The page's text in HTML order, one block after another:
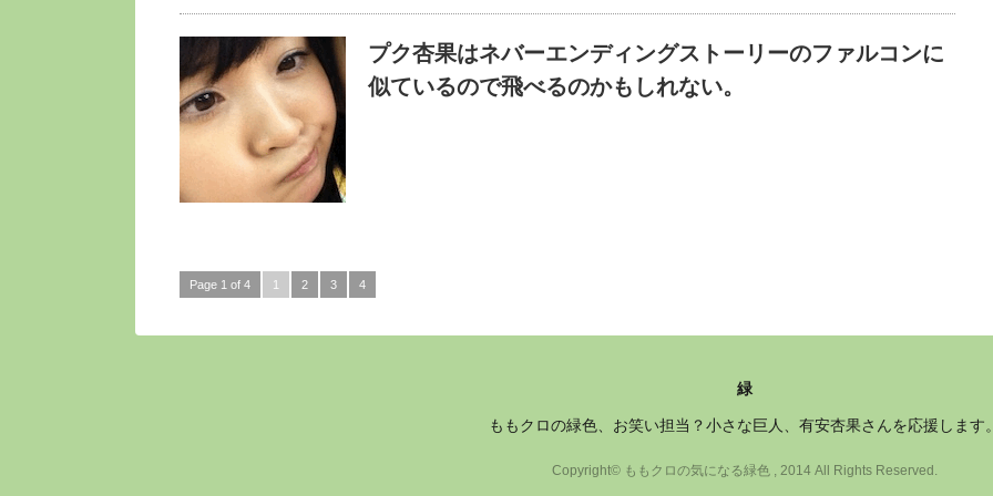
プク杏果はネバーエンディングストーリーのファルコンに
似ているので飛べるのかもしれない。
Page 1 of 4 1 2 3 4
緑
ももクロの緑色、お笑い担当？小さな巨人、有安杏果さんを応援します
Copyright© ももクロの気になる緑色 , 2014 All Rights Reserved.